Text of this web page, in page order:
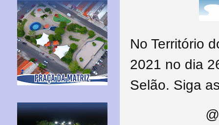
No Território
2021 no dia
Selão. Siga